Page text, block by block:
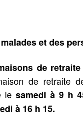
et des
de
de retraite
le samedi à 9 h
à 16 h 15.